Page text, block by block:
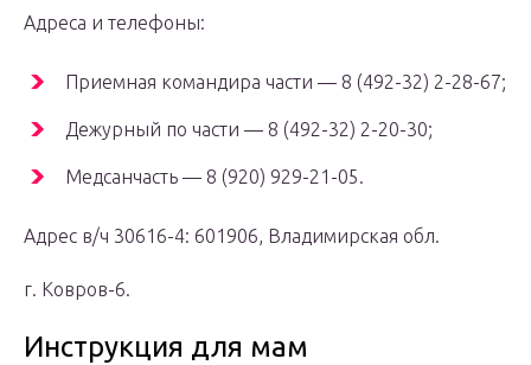
Адреса и телефоны:
Приемная командира части — 8 (492-32) 2-28-67;
Дежурный по части — 8 (492-32) 2-20-30;
Медсанчасть — 8 (920) 929-21-05.
Адрес в/ч 30616-4: 601906, Владимирская обл.
г. Ковров-6.
Инструкция для мам